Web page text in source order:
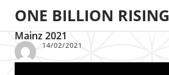
ONE BILLION RISING
Mainz 2021
14/02/2021